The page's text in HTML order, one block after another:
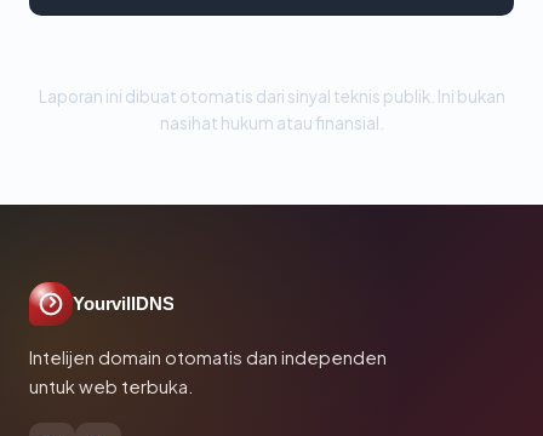
Laporan ini dibuat otomatis dari sinyal teknis publik. Ini bukan
nasihat hukum atau finansial.
YourvillDNS
Intelijen domain otomatis dan independen
untuk web terbuka.